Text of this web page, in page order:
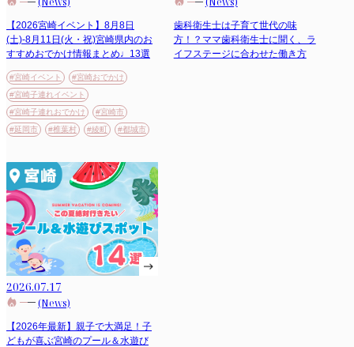
【2026宮崎イベント】8月8日
(土)-8月11日(火・祝)宮崎県内のお
すすめおでかけ情報まとめ♩13選
#宮崎イベント
#宮崎おでかけ
#宮崎子連れイベント
#宮崎子連れおでかけ
#宮崎市
#延岡市
#椎葉村 #綾町 #都城市
歯科衛生士は子育て世代の味
方！？ママ歯科衛生士に聞く、ラ
イフステージに合わせた働き方
2026.07.17
(News)
【2026年最新】親子で大満足！子
どもが喜ぶ宮崎のプール＆水遊び